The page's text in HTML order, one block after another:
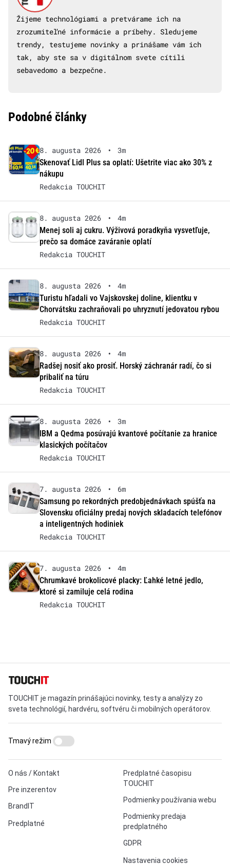
Žijeme technológiami a pretvárame ich na
zrozumiteľné informácie a príbehy. Sledujeme
trendy, testujeme novinky a prinášame vám ich
tak, aby ste sa v digitálnom svete cítili
sebavedomo a bezpečne.
Podobné články
8. augusta 2026 •
3m
Skenovať Lidl Plus sa oplatí: Ušetrite viac ako 30% z
nákupu
Redakcia TOUCHIT
8. augusta 2026 •
4m
Menej soli aj cukru. Výživová poradkyňa vysvetľuje,
prečo sa domáce zaváranie oplatí
Redakcia TOUCHIT
8. augusta 2026 •
4m
Turistu hľadali vo Vajskovskej doline, klientku v
Chorvátsku zachraňovali po uhryznutí jedovatou rybou
Redakcia TOUCHIT
8. augusta 2026 •
4m
Radšej nosiť ako prosiť. Horský záchranár radí, čo si
pribaliť na túru
Redakcia TOUCHIT
8. augusta 2026 •
3m
IBM a Qedma posúvajú kvantové počítanie za hranice
klasických počítačov
Redakcia TOUCHIT
7. augusta 2026 •
6m
Samsung po rekordných predobjednávkach spúšťa na
Slovensku oficiálny predaj nových skladacích telefónov
a inteligentných hodiniek
Redakcia TOUCHIT
7. augusta 2026 •
4m
Chrumkavé brokolicové placky: Ľahké letné jedlo,
ktoré si zamiluje celá rodina
Redakcia TOUCHIT
TOUCHIT je magazín prinášajúci novinky, testy a analýzy zo
sveta technológií, hardvéru, softvéru či mobilných operátorov.
O nás / Kontakt
Pre inzerentov
BrandIT
Predplatné
Predplatné časopisu
TOUCHIT
Podmienky používania webu
Podmienky predaja
predplatného
GDPR
Nastavenia cookies
Tmavý režim